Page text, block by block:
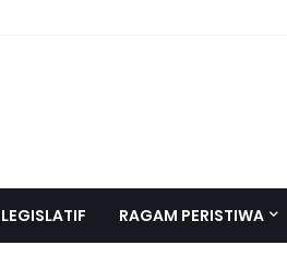
LEGISLATIF RAGAM PERISTIWA